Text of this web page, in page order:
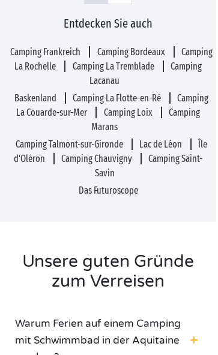
Entdecken Sie auch
Camping Frankreich Camping Bordeaux
Camping
La Rochelle
Camping La Tremblade
Camping
Lacanau
Baskenland
Camping La Flotte-en-Ré
Camping
La Couarde-sur-Mer
Camping Loix
Camping
Marans
Camping Talmont-sur-Gironde
Lac de Léon
Île
d'Oléron
Camping Chauvigny
Camping Saint-
Savin
Das Futuroscope
Unsere guten Gründe
zum Verreisen
Warum Ferien auf einem Camping
mit Schwimmbad in der Aquitaine